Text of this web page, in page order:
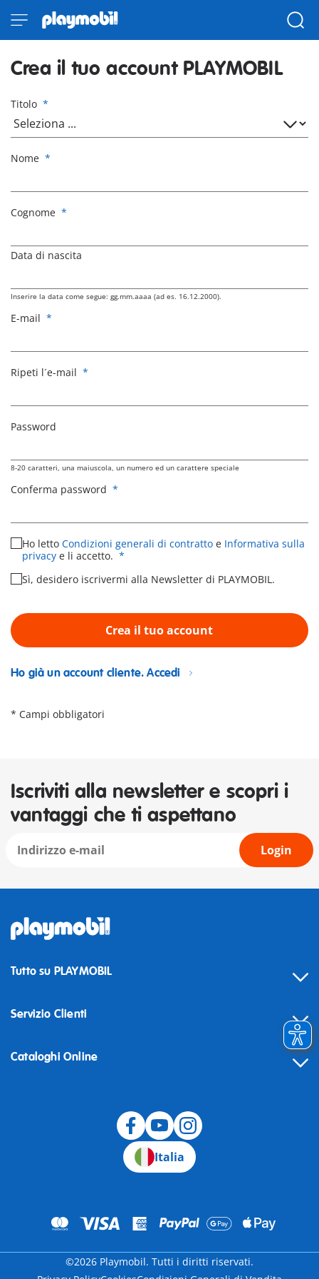
Crea il tuo account PLAYMOBIL
Titolo *
Nome *
Cognome *
Data di nascita
Inserire la data come segue: gg.mm.aaaa (ad es. 16.12.2000).
E-mail *
Ripeti l´e-mail *
Password
8-20 caratteri, una maiuscola, un numero ed un carattere speciale
Conferma password *
Ho letto Condizioni generali di contratto e Informativa sulla
privacy e li accetto. *
Sì, desidero iscrivermi alla Newsletter di PLAYMOBIL.
Crea il tuo account
Ho già un account cliente. Accedi
* Campi obbligatori
Iscriviti alla newsletter e scopri i
vantaggi che ti aspettano
Login
Tutto su PLAYMOBIL
Servizio Clienti
Cataloghi Online
Italia
©2026 Playmobil. Tutti i diritti riservati.